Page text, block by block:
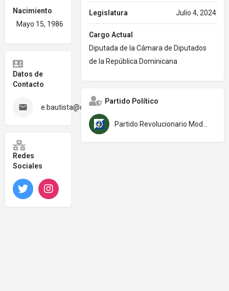
Nacimiento
Mayo 15, 1986
Datos de
Contacto
e.bautista@camaradediputados.gob.do
Redes
Sociales
Twitter
Legislatura Julio 4, 2024
Cargo Actual
Diputada de la Cámara de Diputados
de la República Dominicana
Partido Político